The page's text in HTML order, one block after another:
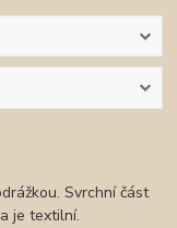
Svrchní část
je textilní.